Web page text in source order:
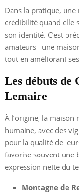
Dans la pratique, une
crédibilité quand elle
son identité. C’est
amateurs : une
tout en améliorant
Les débuts de
Lemaire
À l’origine, la
humaine, avec des
pour la qualité de
favorise souvent une
expression nette du
Montagne de